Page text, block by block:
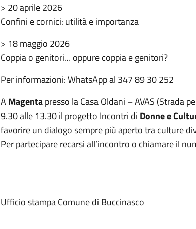
> 20 aprile 2026
Confini e cornici: utilità e importanza
> 18 maggio 2026
Coppia o genitori… oppure coppia e genitori?
Per informazioni: WhatsApp al 347 89 30 252
AMagentapresso la Casa Oldani – AVAS (Strada
9.30 alle 13.30 il progetto Incontri di Donne e
favorire un dialogo sempre più aperto tra culture
Per partecipare recarsi all’incontro o chiamare il
Ufficio stampa Comune di Buccinasco